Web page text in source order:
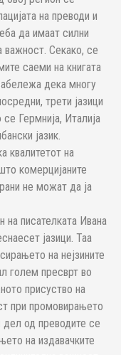
на преводи и
да имаат силни
важност. Секако, се
саеми на книгата
дека многу
трети јазици
Гермнија, Италија
јазик.
квалитетот на
комерцијаните
не можат да ја
на писателката Ивана
јазици. Таа
на нејзините
голем пресврт во
присуство на
при промовирањето
од преводите се
на издавачките